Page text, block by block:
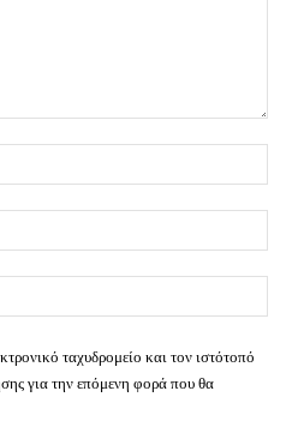
ταχυδρομείο και τον ιστότοπό
για την επόμενη φορά που θα